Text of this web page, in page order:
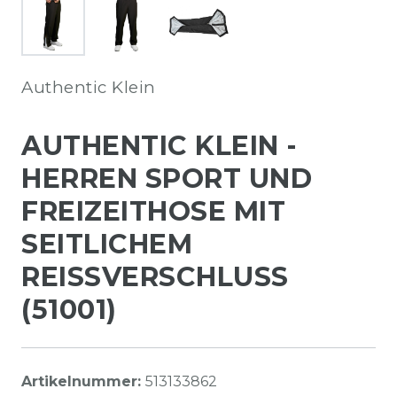
Authentic Klein
AUTHENTIC KLEIN -
HERREN SPORT UND
FREIZEITHOSE MIT
SEITLICHEM
REISSVERSCHLUSS (
51001)
Artikelnummer: 513133862